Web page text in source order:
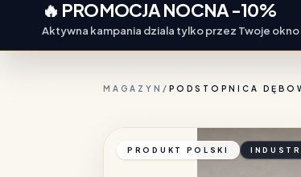
🔥 PROMOCJA NOCNA -10%
Aktywna kampania dziala tylko przez Twoje
MAGAZYN / PODSTOPNICA
PRODUKT POLSKI